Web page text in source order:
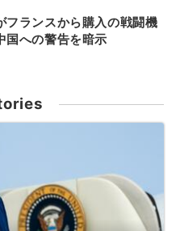
フランスから購入の戦闘機
国への警告を暗示